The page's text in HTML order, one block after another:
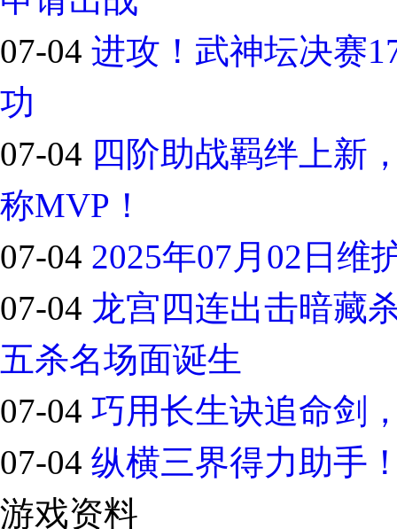
07-04 进攻！武神坛决赛
功
07-04 四阶助战羁绊上新
称MVP！
07-04 2025年07月02日维
07-04 龙宫四连出击暗藏
五杀名场面诞生
07-04 巧用长生诀追命剑
07-04 纵横三界得力助手
游戏资料